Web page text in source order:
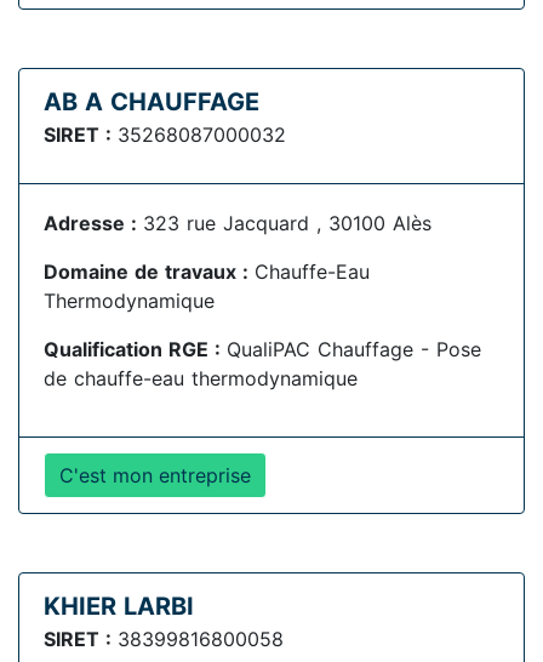
AB A CHAUFFAGE
SIRET : 35268087000032
Adresse : 323 rue Jacquard , 30100 Alès
Domaine de travaux : Chauffe-Eau
Thermodynamique
Qualification RGE : QualiPAC Chauffage - Pose
de chauffe-eau thermodynamique
C'est mon entreprise
KHIER LARBI
SIRET : 38399816800058